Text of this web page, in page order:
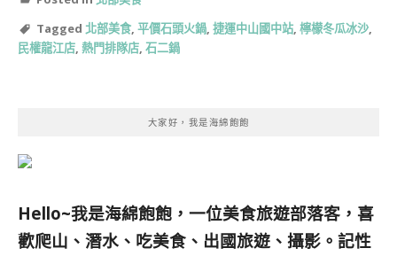
Tagged 北部美食, 平價石頭火鍋, 捷運中山國中站, 檸檬冬瓜冰沙,
民權龍江店, 熱門排隊店, 石二鍋
大家好，我是海綿飽飽
Hello~我是海綿飽飽，一位美食旅遊部落客， 喜
歡爬山、潛水、吃美食、出國旅遊、攝影。 記性